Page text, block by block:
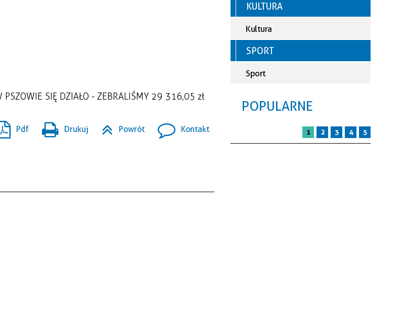
PSZOWIE SIĘ DZIAŁO - ZEBRALIŚMY 29 316,05 zł
Pdf Drukuj Powrót Kontakt
KULTURA
Kultura
SPORT
Sport
POPULARNE
1 2 3 4 5